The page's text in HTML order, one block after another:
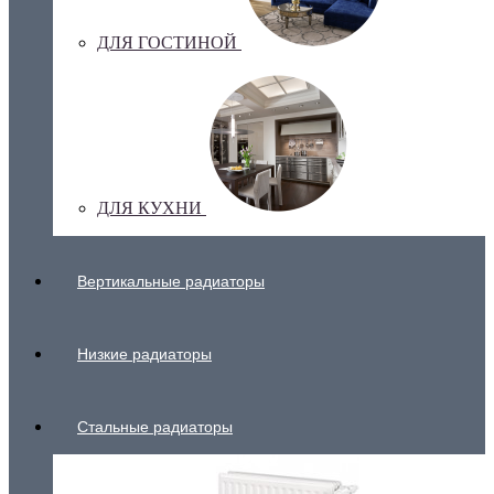
ДЛЯ ГОСТИНОЙ
ДЛЯ КУХНИ
Вертикальные радиаторы
Низкие радиаторы
Стальные радиаторы